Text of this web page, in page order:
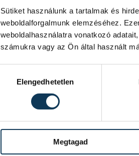
Sütiket használunk a tartalmak és
weboldalforgalmunk elemzéséhez.
weboldalhasználatra vonatkozó
számukra vagy az Ön által használt
Elengedhetetlen
Megtagad